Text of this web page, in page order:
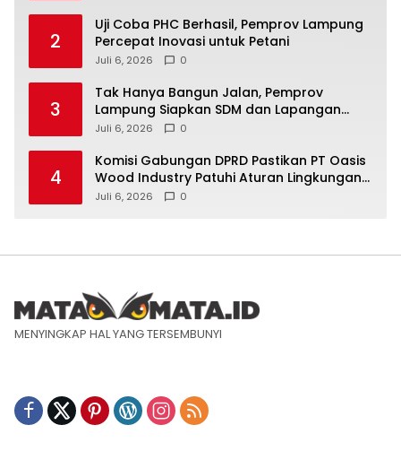
2
Uji Coba PHC Berhasil, Pemprov Lampung
Percepat Inovasi untuk Petani
Juli 6, 2026 0
3
Tak Hanya Bangun Jalan, Pemprov
Lampung Siapkan SDM dan Lapangan
Kerja untuk Jabung
Juli 6, 2026 0
4
Komisi Gabungan DPRD Pastikan PT Oasis
Wood Industry Patuhi Aturan Lingkungan
dan Ketenagakerjaan
Juli 6, 2026 0
MENYINGKAP HAL YANG TERSEMBUNYI